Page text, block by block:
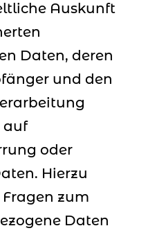
Auskunft
Daten, deren
und den
auf
oder
Hierzu
zum
Daten